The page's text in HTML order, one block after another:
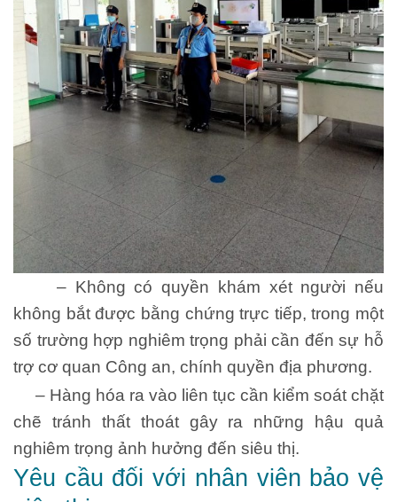
– Không có quyền khám xét người nếu
không bắt được bằng chứng trực tiếp, trong một
số trường hợp nghiêm trọng phải cần đến sự hỗ
trợ cơ quan Công an, chính quyền địa phương.
– Hàng hóa ra vào liên tục cần kiểm soát chặt
chẽ tránh thất thoát gây ra những hậu quả
nghiêm trọng ảnh hưởng đến siêu thị.
Yêu cầu đối với nhân viên bảo vệ